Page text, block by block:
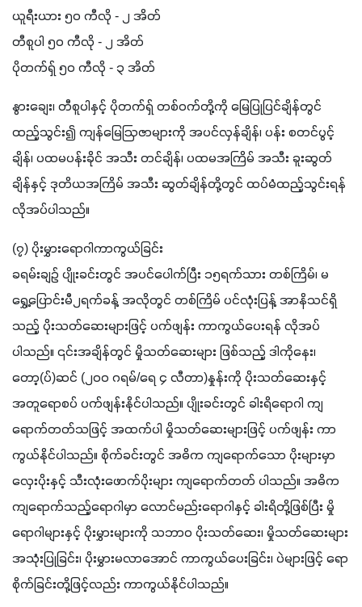
ယူရီးယား ၅၀ ကီလို - ၂ အိတ်
တီစူပါ ၅၀ ကီလို - ၂ အိတ်
ပိုတက်ရှ် ၅၀ ကီလို - ၃ အိတ်
နွားချေး၊ တီစူပါနှင့် ပိုတက်ရှ် တစ်ဝက်တို့ကို မြေပြုပြင်ချိန်တွင်
ထည့်သွင်း၍ ကျန်မြေဩဇာများကို အပင်လှန်ချိန်၊ ပန်း စတင်ပွင့်
ချိန်၊ ပထမပန်းခိုင် အသီး တင်ချိန်၊ ပထမအကြိမ် အသီး ခူးဆွတ်
ချိန်နှင့် ဒုတိယအကြိမ် အသီး ဆွတ်ချိန်တို့တွင် ထပ်မံထည့်သွင်းရန်
လိုအပ်ပါသည်။
(၇) ပိုးမွှားရောဂါကာကွယ်ခြင်း
ခရမ်းချဉ် ပျိုးခင်းတွင် အပင်ပေါက်ပြီး ၁၅ရက်သား တစ်ကြိမ်၊ မ
ရွှေ့ပြောင်းမီ၂ရက်ခန့် အလိုတွင် တစ်ကြိမ် ပင်လုံးပြန့် အာနိသင်ရှိ
သည့် ပိုးသတ်ဆေးများဖြင့် ပက်ဖျန်း ကာကွယ်ပေးရန် လိုအပ်
ပါသည်။ ၎င်းအချိန်တွင် မှိုသတ်ဆေးများ ဖြစ်သည့် ဒါကိုနေး၊
တော့(ပ်)ဆင် (၂၀ဝ ဂရမ်/ရေ ၄ လီတာ)နှုန်းကို ပိုးသတ်ဆေးနှင့်
အတူရောစပ် ပက်ဖျန်းနိုင်ပါသည်။ ပျိုးခင်းတွင် ခါးရိရောဂါ ကျ
ရောက်တတ်သဖြင့် အထက်ပါ မှိုသတ်ဆေးများဖြင့် ပက်ဖျန်း ကာ
ကွယ်နိုင်ပါသည်။ စိုက်ခင်းတွင် အဓိက ကျရောက်သော ပိုးများမှာ
လှေးပိုးနှင့် သီးလုံးဖောက်ပိုးများ ကျရောက်တတ် ပါသည်။ အဓိက
ကျရောက်သည့်ရောဂါမှာ လောင်မည်းရောဂါနှင့် ခါးရိတို့ဖြစ်ပြီး မှို
ရောဂါများနှင့် ပိုးမွှားများကို သဘာဝ ပိုးသတ်ဆေး၊ မှိုသတ်ဆေးများ
အသုံးပြုခြင်း၊ ပိုးမွှားမလာအောင် ကာကွယ်ပေးခြင်း၊ ပဲများဖြင့် ရော
စိုက်ခြင်းတို့ဖြင့်လည်း ကာကွယ်နိုင်ပါသည်။